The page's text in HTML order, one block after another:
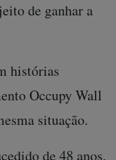
de ganhar a
histórias
Occupy Wall
situação.
de 48 anos,